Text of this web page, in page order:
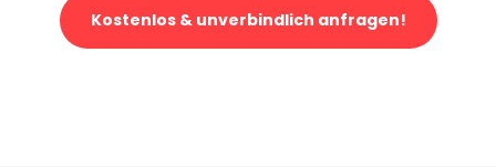
Kostenlos & unverbindlich anfragen!